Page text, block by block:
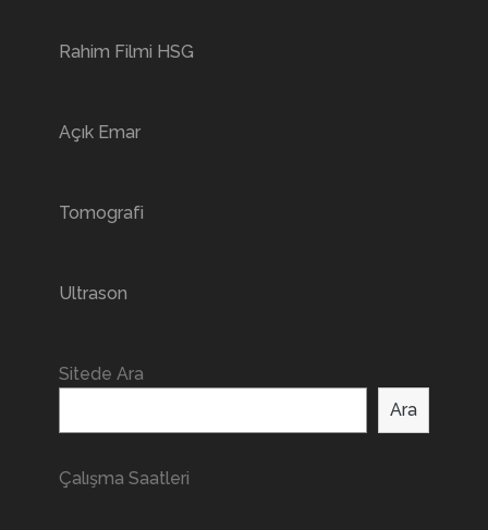
Rahim Filmi HSG
Açık Emar
Tomografi
Ultrason
Sitede Ara
Ara
Çalışma Saatleri